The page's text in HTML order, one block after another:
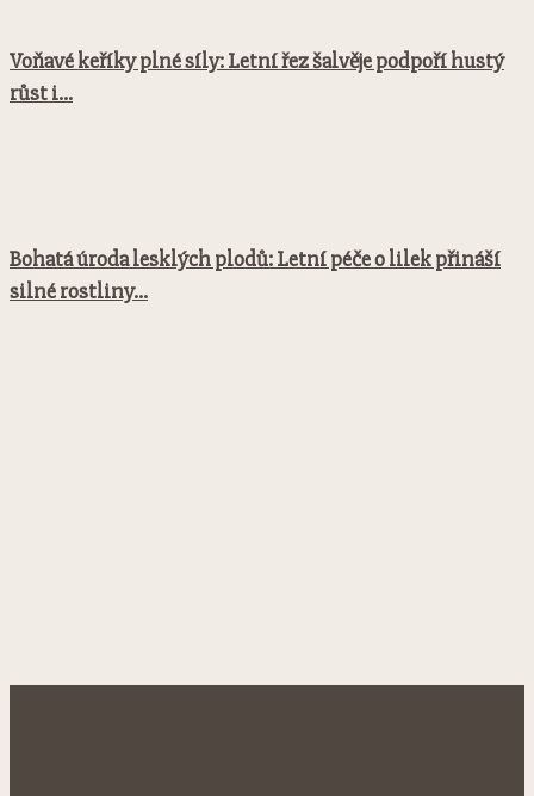
Voňavé keříky plné síly: Letní řez šalvěje podpoří hustý
růst i...
Bohatá úroda lesklých plodů: Letní péče o lilek přináší
silné rostliny...